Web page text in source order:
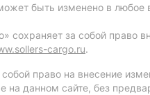
быть изменено в
за собой право
cargo.ru.
право на внесение
данном сайте, без